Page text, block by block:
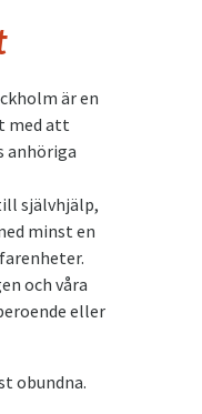
är en
med att
anhöriga
självhjälp,
minst en
och våra
eller
obundna.